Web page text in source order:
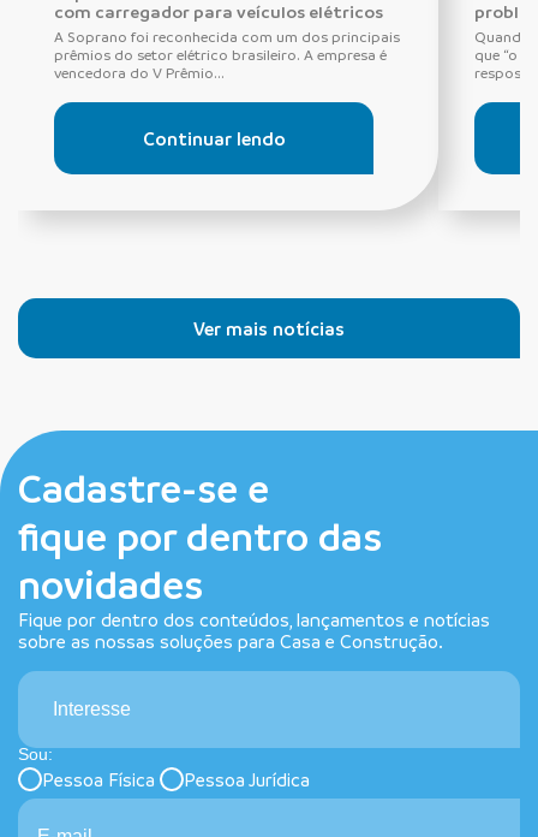
com carregador para veículos elétricos
A Soprano foi reconhecida com um dos principais
prêmios do setor elétrico brasileiro. A empresa é
vencedora do V Prêmio...
Continuar lendo
Quando
que “o
resposta
Ver mais notícias
Cadastre-se e
fique por dentro das
novidades
Fique por dentro dos conteúdos, lançamentos e notícias
sobre as nossas soluções para Casa e Construção.
Interesse
Sou:
Pessoa Física Pessoa Jurídica